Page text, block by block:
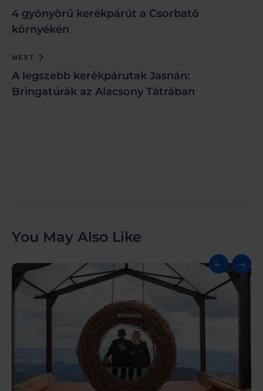
4 gyönyörű kerékpárút a Csorbató
környékén
NEXT
A legszebb kerékpárutak Jasnán:
Bringatúrák az Alacsony Tátrában
You May Also Like